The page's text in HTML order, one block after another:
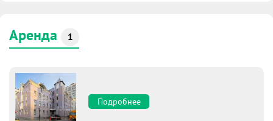
Аренда 1
Подробнее